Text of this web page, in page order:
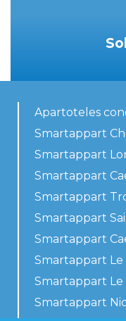
Apartoteles
Smartappart
Smartappart
Smartappart
Smartappart
Smartappart
Smartappart
Smartappart Le
Smartappart Le
Smartappart